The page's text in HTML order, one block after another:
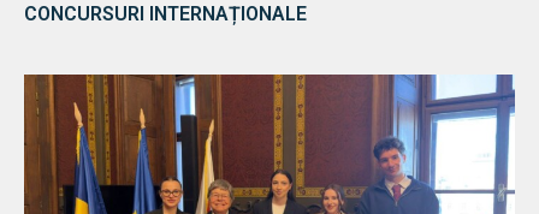
CONCURSURI INTERNAȚIONALE